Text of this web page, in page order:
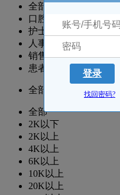
全部
口腔科
护士/护理
人事-行政-院办
销售主管/经理
患者咨询-健康顾问
全部
全部
2K以下
2K以上
4K以上
6K以上
10K以上
20K以上
登录
找回密码?